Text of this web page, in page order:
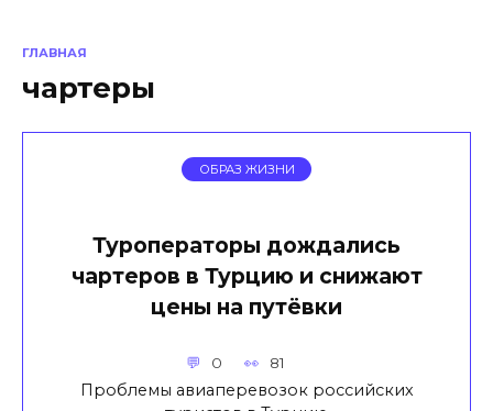
ГЛАВНАЯ
чартеры
ОБРАЗ ЖИЗНИ
Туроператоры дождались
чартеров в Турцию и снижают
цены на путёвки
0 81
Проблемы авиаперевозок российских